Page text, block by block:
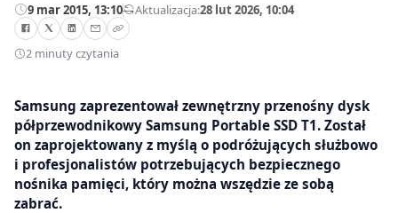
9 mar 2015, 13:10—Aktualizacja:28 lut 2026, 10:04
2 minuty czytania
Samsung zaprezentował zewnętrzny przenośny dysk
półprzewodnikowy Samsung Portable SSD T1. Został
on zaprojektowany z myślą o podróżujących służbowo
i profesjonalistów potrzebujących bezpiecznego
nośnika pamięci, który można wszędzie ze sobą
zabrać.